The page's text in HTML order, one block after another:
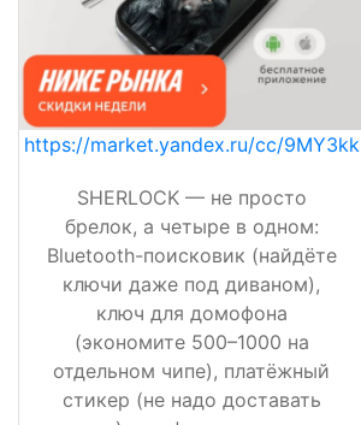
https://market.yandex.ru/cc/9MY3kk
SHERLOCK — не просто
брелок, а четыре в одном:
Bluetooth-поисковик (найдёте
ключи даже под диваном),
ключ для домофона
(экономите 500–1000 на
отдельном чипе), платёжный
стикер (не надо доставать